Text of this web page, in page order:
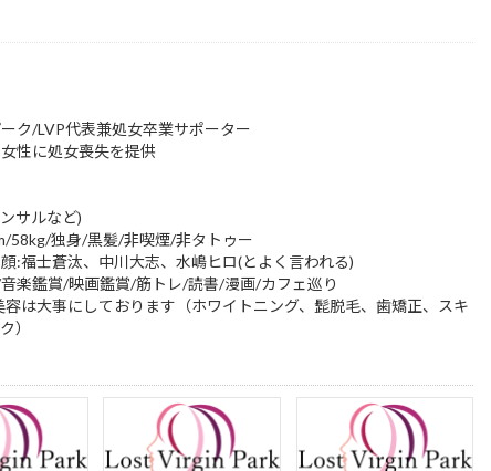
ク/LVP代表兼処女卒業サポーター
性に処女喪失を提供
サルなど)
58kg/独身/黒髪/非喫煙/非タトゥー
:福士蒼汰、中川大志、水嶋ヒロ(とよく言われる)
楽鑑賞/映画鑑賞/筋トレ/読書/漫画/カフェ巡り
は大事にしております（ホワイトニング、髭脱毛、歯矯正、スキ
）